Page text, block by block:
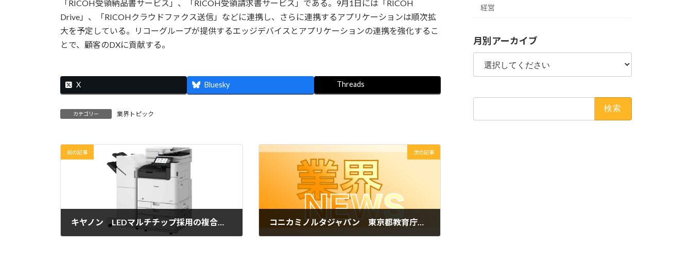
「RICOH受領納品書サービス」、「RICOH受領請求書サービス」である。9月1日には「RICOH
Drive」、「RICOHクラウドファクス送信」などに連携し、さらに連携するアプリケーションは順次拡
大を予定している。リコーグループが提供するエッジデバイスとアプリケーションの連携を強化するこ
とで、顧客のDXに貢献する。
X Bluesky Threads
カテゴリー 業界トピック
前の記事
キヤノン LEDマルチチップ採用の複合機など「imageFORCE」5シリーズ15モデルを発売
次の記事
コニカミノルタジャパン 東京都教育庁とともに推進する「都立AI」の取り組みが都庁DXアワード「知事賞」受賞
経営
月別アーカイブ